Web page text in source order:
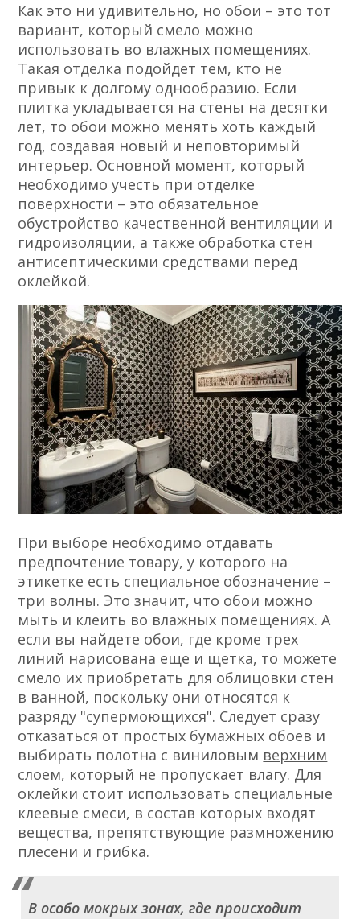
Как это ни удивительно, но обои – это тот
вариант, который смело можно
использовать во влажных помещениях.
Такая отделка подойдет тем, кто не
привык к долгому однообразию. Если
плитка укладывается на стены на десятки
лет, то обои можно менять хоть каждый
год, создавая новый и неповторимый
интерьер. Основной момент, который
необходимо учесть при отделке
поверхности – это обязательное
обустройство качественной вентиляции и
гидроизоляции, а также обработка стен
антисептическими средствами перед
оклейкой.
При выборе необходимо отдавать
предпочтение товару, у которого на
этикетке есть специальное обозначение –
три волны. Это значит, что обои можно
мыть и клеить во влажных помещениях. А
если вы найдете обои, где кроме трех
линий нарисована еще и щетка, то можете
смело их приобретать для облицовки стен
в ванной, поскольку они относятся к
разряду "супермоющихся". Следует сразу
отказаться от простых бумажных обоев и
выбирать полотна с виниловым верхним
слоем, который не пропускает влагу. Для
оклейки стоит использовать специальные
клеевые смеси, в состав которых входят
вещества, препятствующие размножению
плесени и грибка.
В особо мокрых зонах, где происходит